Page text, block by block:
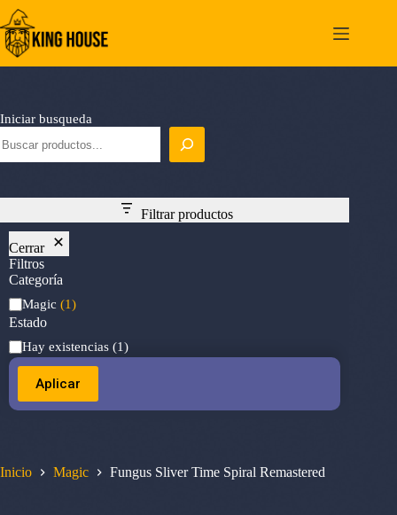
Saltar
al
contenido
Inicio Magic Fungus Sliver Time Spiral Remastered
Iniciar busqueda
Filtrar productos
Cerrar
Filtros
Categoría
Categoría
Magic (1)
Estado
Estado
Hay existencias (1)
Aplicar